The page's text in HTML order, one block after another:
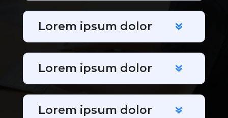
Lorem ipsum dolor
Lorem ipsum dolor
Lorem ipsum dolor